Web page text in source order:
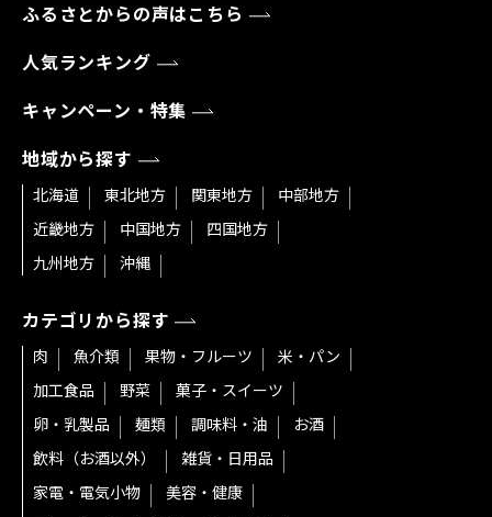
ふるさとからの声はこちら
人気ランキング
キャンペーン・特集
地域から探す
北海道 東北地方 関東地方
中部地方
近畿地方
中国地方
四国地方
九州地方
沖縄
カテゴリから探す
肉 魚介類 果物・フルーツ
米・パン
加工食品
野菜
菓子・スイーツ
卵・乳製品
麺類 調味料・油
お酒
飲料（お酒以外）
雑貨・日用品
家電・電気小物
美容・健康